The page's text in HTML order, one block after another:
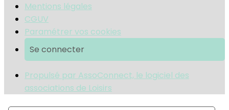
Mentions légales
CGUV
Paramétrer vos cookies
Se connecter
Propulsé par AssoConnect, le logiciel des
associations de Loisirs